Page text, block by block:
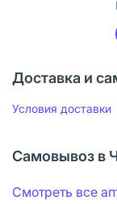
Доставка и
Условия доставки
Самовывоз в
Смотреть все